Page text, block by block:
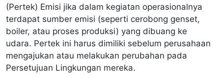
(Pertek) Emisi jika dalam kegiatan operasionalnya
terdapat sumber emisi (seperti cerobong genset,
boiler, atau proses produksi) yang dibuang ke
udara. Pertek ini harus dimiliki sebelum perusahaan
mengajukan atau melakukan perubahan pada
Persetujuan Lingkungan mereka.